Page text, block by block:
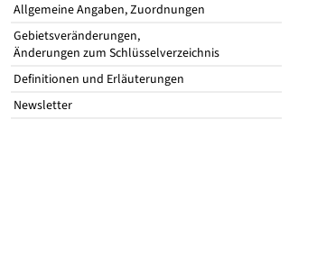
Allgemeine Angaben, Zuordnungen
Gebietsveränderungen,
Änderungen zum Schlüsselverzeichnis
Definitionen und Erläuterungen
Newsletter